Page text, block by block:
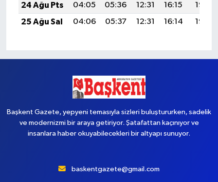
24 Ağu Pts
04:05 05:36 12:31 16:15
19:16
25 Ağu Sal
04:06 05:37 12:31 16:14 19:14
Başkent Gazete, yepyeni temasıyla sizleri buluştururken, sadelik
ve modernizmi bir araya getiriyor. Şatafattan kaçınıyor ve
insanlara haber okuyabilecekleri bir altyapı sunuyor.
baskentgazete@gmail.com